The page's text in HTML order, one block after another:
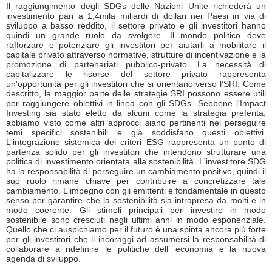
Il raggiungimento degli SDGs delle Nazioni Unite richiederà un
investimento pari a 1,4mila miliardi di dollari nei Paesi in via di
sviluppo a basso reddito, il settore privato e gli investitori hanno
quindi un grande ruolo da svolgere. Il mondo politico deve
rafforzare e potenziare gli investitori per aiutarli a mobilitare il
capitale privato attraverso normative, strutture di incentivazione e la
promozione di partenariati pubblico-privato. La necessità di
capitalizzare le risorse del settore privato rappresenta
un'opportunità per gli investitori che si orientano verso l’SRI. Come
descritto, la maggior parte delle strategie SRI possono essere utili
per raggiungere obiettivi in linea con gli SDGs. Sebbene l'Impact
Investing sia stato eletto da alcuni come la strategia preferita,
abbiamo visto come altri approcci siano pertinenti nel perseguire
temi specifici sostenibili e già soddisfano questi obiettivi.
L'integrazione sistemica dei criteri ESG rappresenta un punto di
partenza solido per gli investitori che intendono strutturare una
politica di investimento orientata alla sostenibilità. L'investitore SDG
ha la responsabilità di perseguire un cambiamento positivo, quindi il
suo ruolo rimane chiave per contribuire a concretizzare tale
cambiamento. L'impegno con gli emittenti è fondamentale in questo
senso per garantire che la sostenibilità sia intrapresa da molti e in
modo coerente. Gli stimoli principali per investire in modo
sostenibile sono cresciuti negli ultimi anni in modo esponenziale.
Quello che ci auspichiamo per il futuro è una spinta ancora più forte
per gli investitori che li incoraggi ad assumersi la responsabilità di
collaborare a ridefinire le politiche dell’ economia e la nuova
agenda di sviluppo.